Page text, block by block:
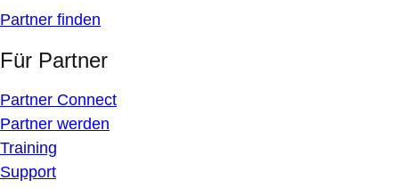
Partner finden
Für Partner
Partner Connect
Partner werden
Training
Support